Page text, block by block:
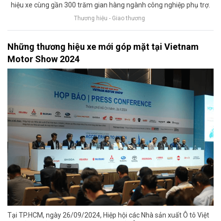
hiệu xe cùng gần 300 trăm gian hàng ngành công nghiệp phụ trợ.
Thương hiệu - Giao thương
Những thương hiệu xe mới góp mặt tại Vietnam
Motor Show 2024
Tại TP.HCM, ngày 26/09/2024, Hiệp hội các Nhà sản xuất Ô tô Việt